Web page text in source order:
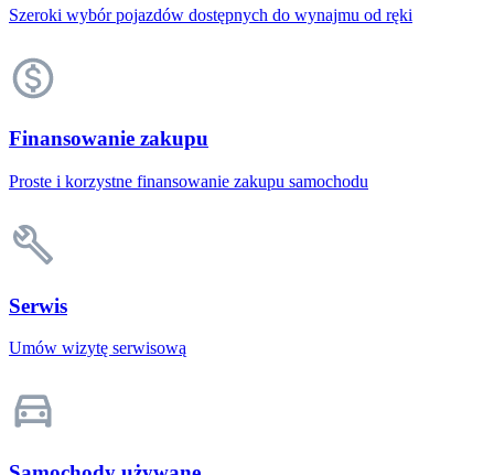
Szeroki wybór pojazdów dostępnych do wynajmu od ręki
Finansowanie zakupu
Proste i korzystne finansowanie zakupu samochodu
Serwis
Umów wizytę serwisową